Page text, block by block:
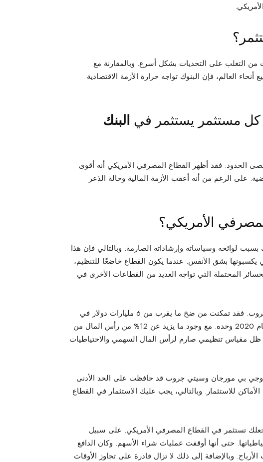
التغلب على التحديات بشكل أسرع. وبالمقارنة مع
العالم، فإن البنوك تواجه حرارة الأزمة الاقتصادية
كل مستثمر يستثمر في البنك
الحدود. فقد أظهر القطاع المصرفي الأمريكي أنه أقوى
على الرغم من أنه أعقب الأزمة المالية وحالة الذعر
الأمريكي؟
لوائحه وسياساته وإرشاداته الصارمة. وبالتالي فإن هذا
بشق الأنفس. عندما يكون القطاع خاضعًا للتنظيم،
المحتملة التي تواجه العديد من القطاعات الأخرى في
على سبيل المثال، خذ على سبيل المثال سيتي جروب. فقد تمكنت من ضخ ما يقرب من 6 مليارات دولار في
احتياطيات الائتمان. كان هذا في الربع الأول من عام 2020 وحده. مع وجود ما يزيد عن 12% من رأس المال من
مقياس تنظيمي صارم لرأس المال السهمي والاحتياطيات
وجي بي مورجان وسيتي جروب قد حافظت على الحد الأدنى
للاستثمار. وبالتالي، يجب عليك الاستثمار في القطاع
تستثمر في القطاع المصرفي الأمريكي. على سبيل
حتى أنها أوقفت عمليات شراء الأسهم. وكان الدافع
وبالإضافة إلى ذلك لا تزال قادرة على تجاوز الأوقات